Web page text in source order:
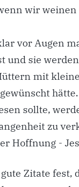
wir
vor Augen
und sie
mit
hätte.
sollte,
zu
Hoffnung -
Zitate fest,